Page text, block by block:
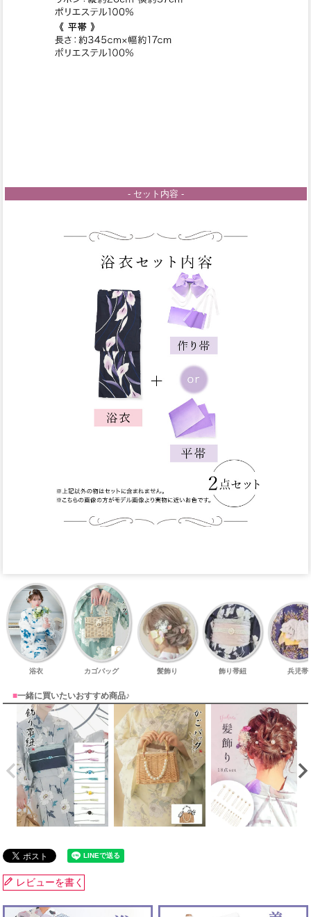
- セット内容 -
浴衣 カゴバッグ 髪飾り 飾り帯紐 兵児帯
■一緒に買いたいおすすめ商品♪
レビューを書く